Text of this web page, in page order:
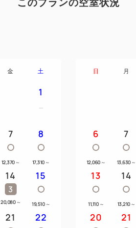
このプランの空室状況
金 土
1
7
12,370 ～
8
17,310 ～
14
3
20,080 ～
15
19,510 ～
21 22
日 月
6
12,060 ～
7
13,630 ～
13
11,110 ～
14
13,210 ～
20 21